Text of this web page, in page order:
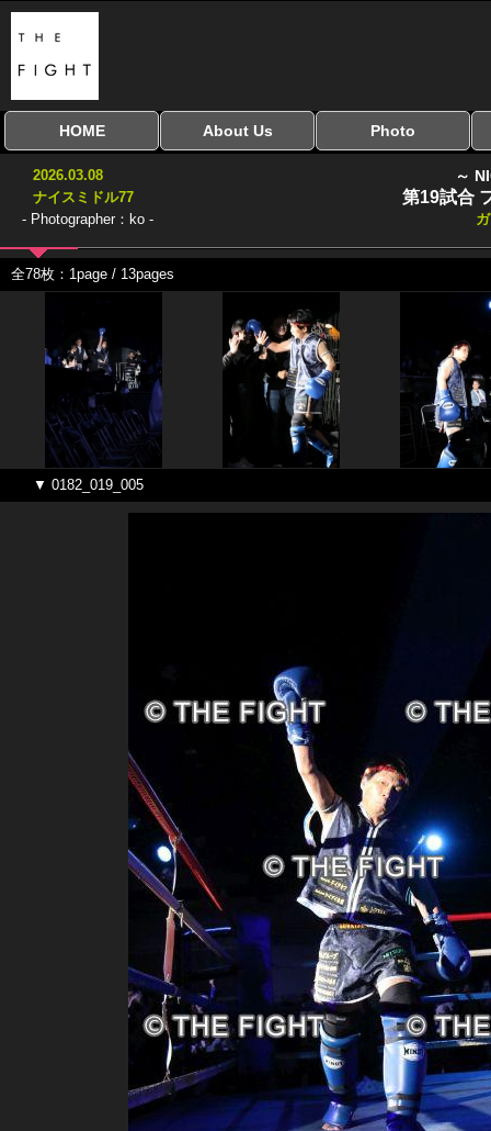
HOME
全興行を表示
ナイスミドル
アマチュアキック
協議会
全日本学生キック
建武館キッズ大会
Bigbang
おやじファイト
About Us Photo
2026.03.08
ナイスミドル77
- Photographer：ko -
～
第19試合
全78枚：1page / 13pages
▼ 0182_019_005